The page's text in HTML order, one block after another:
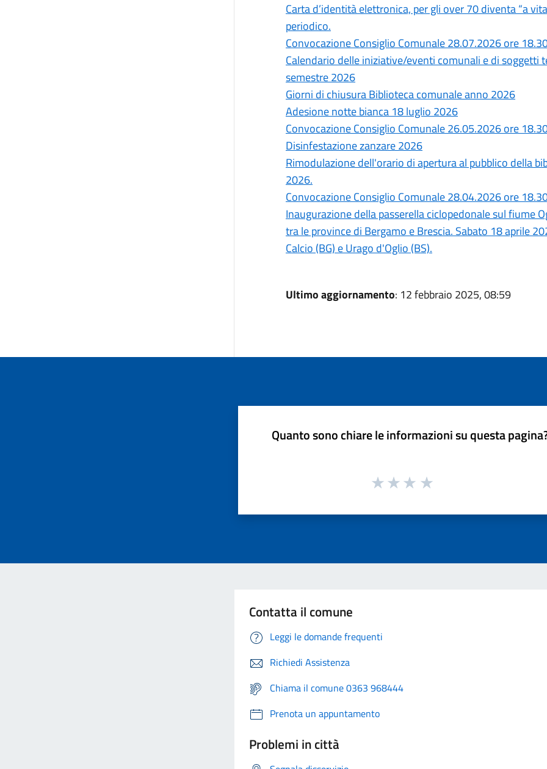
Carta d’identità elettronica, per gli over 70 diventa “a
periodico.
Convocazione Consiglio Comunale 28.07.2026 ore
Calendario delle iniziative/eventi comunali e di
semestre 2026
Giorni di chiusura Biblioteca comunale anno 2026
Adesione notte bianca 18 luglio 2026
Convocazione Consiglio Comunale 26.05.2026 ore
Disinfestazione zanzare 2026
Rimodulazione dell'orario di apertura al pubblico della
2026.
Convocazione Consiglio Comunale 28.04.2026 ore
Inaugurazione della passerella ciclopedonale sul fiume
tra le province di Bergamo e Brescia. Sabato 18 aprile
Calcio (BG) e Urago d'Oglio (BS).
Ultimo aggiornamento: 12 febbraio 2025, 08:59
Quanto sono chiare le informazioni su questa
Contatta il comune
Leggi le domande frequenti
Richiedi Assistenza
Chiama il comune 0363 968444
Prenota un appuntamento
Problemi in città